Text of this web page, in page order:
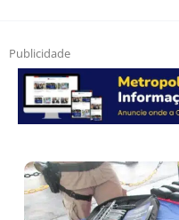
Publicidade